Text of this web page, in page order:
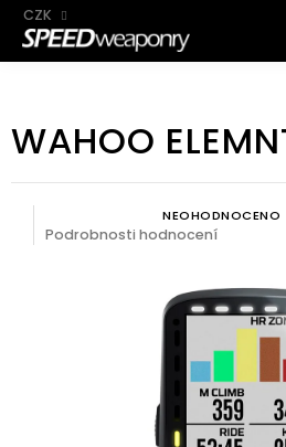
obsah
CZK
WAHOO
Průměrné hodnocení produktu je
NEOHODNOCENO
Podrobnosti hodnocení